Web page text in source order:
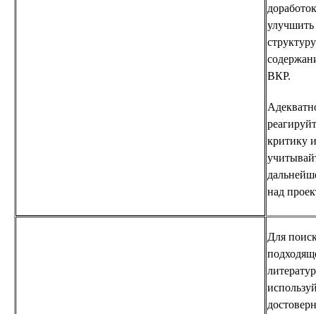
доработок
улучшить
ВКР.
критику и
над
Для